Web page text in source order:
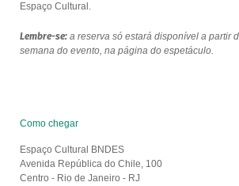
Espaço Cultural.
Lembre-se:a reserva só estará disponível a partir
semana do evento, na página do espetáculo.
Como chegar
Espaço Cultural BNDES
Avenida República do Chile, 100
Centro - Rio de Janeiro - RJ